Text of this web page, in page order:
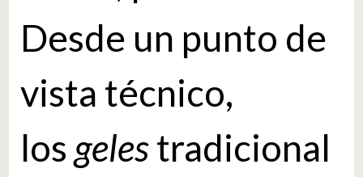
Desde un punto de
vista técnico,
losgelestradicional